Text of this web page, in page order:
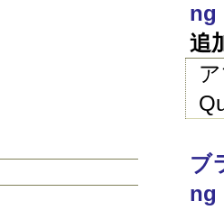
ng
追
ブ
ng